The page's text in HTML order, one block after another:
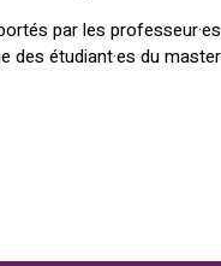
par les
étudiant·es du